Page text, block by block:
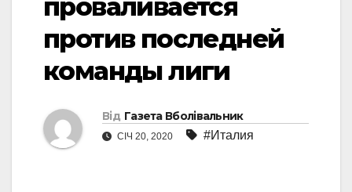
проваливается
против последней
команды лиги
Від Газета Вболівальник
СІЧ 20, 2020 #Италия